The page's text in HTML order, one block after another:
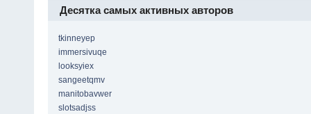
Десятка самых активных авторов
tkinneyep
immersivuqe
looksyiex
sangeetqmv
manitobavwer
slotsadjss